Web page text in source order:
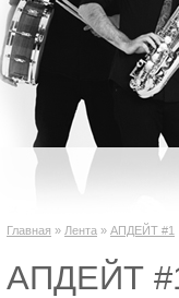
Главная » Лента » АПДЕЙТ #1
АПДЕЙТ